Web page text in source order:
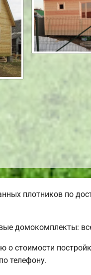
плотников по
домокомплекты:
о стоимости
телефону.